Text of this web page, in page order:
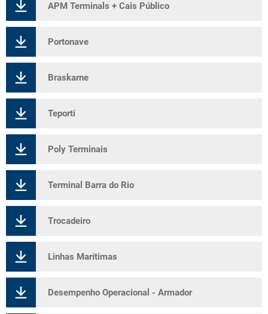
APM Terminals + Cais Público
Portonave
Braskarne
Teporti
Poly Terminais
Terminal Barra do Rio
Trocadeiro
Linhas Marítimas
Desempenho Operacional - Armador